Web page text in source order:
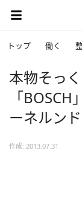
トップ 働く
本物そっ
「
ーネルン
作成: 2013.07.31